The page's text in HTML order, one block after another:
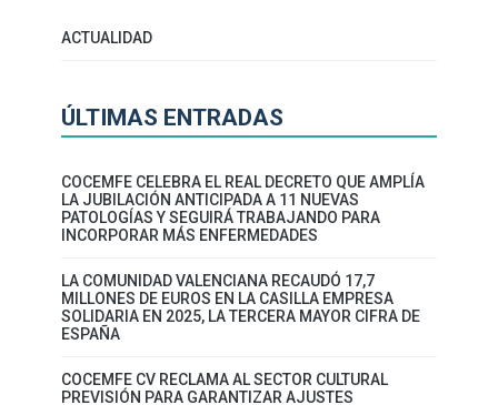
ACTUALIDAD
ÚLTIMAS ENTRADAS
COCEMFE CELEBRA EL REAL DECRETO QUE AMPLÍA
LA JUBILACIÓN ANTICIPADA A 11 NUEVAS
PATOLOGÍAS Y SEGUIRÁ TRABAJANDO PARA
INCORPORAR MÁS ENFERMEDADES
LA COMUNIDAD VALENCIANA RECAUDÓ 17,7
MILLONES DE EUROS EN LA CASILLA EMPRESA
SOLIDARIA EN 2025, LA TERCERA MAYOR CIFRA DE
ESPAÑA
COCEMFE CV RECLAMA AL SECTOR CULTURAL
PREVISIÓN PARA GARANTIZAR AJUSTES